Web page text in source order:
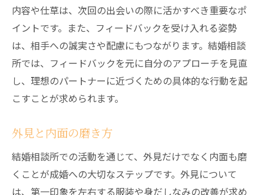
内容や仕草は、次回の出会いの際に活かすべき重要なポ
イントです。また、フィードバックを受け入れる姿勢
は、相手への誠実さや配慮にもつながります。結婚相談
所では、フィードバックを元に自分のアプローチを見直
し、理想のパートナーに近づくための具体的な行動を起
こすことが求められます。
外見と内面の磨き方
結婚相談所での活動を通じて、外見だけでなく内面も磨
くことが成婚への大切なステップです。外見について
は、第一印象を左右する服装や身だしなみの改善が求め